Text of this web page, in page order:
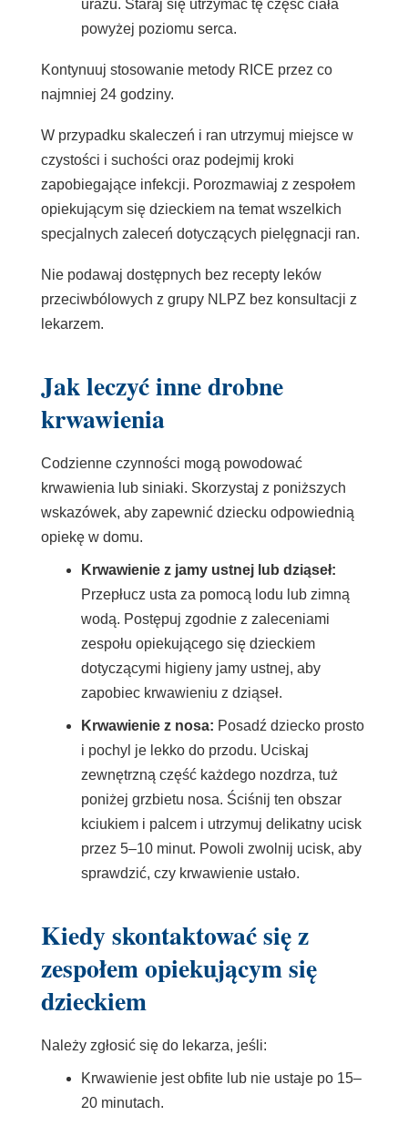
urazu. Staraj się utrzymać tę część ciała
powyżej poziomu serca.
Kontynuuj stosowanie metody RICE przez co
najmniej 24 godziny.
W przypadku skaleczeń i ran utrzymuj miejsce w
czystości i suchości oraz podejmij kroki
zapobiegające infekcji. Porozmawiaj z zespołem
opiekującym się dzieckiem na temat wszelkich
specjalnych zaleceń dotyczących pielęgnacji ran.
Nie podawaj dostępnych bez recepty leków
przeciwbólowych z grupy NLPZ bez konsultacji z
lekarzem.
Jak leczyć inne drobne
krwawienia
Codzienne czynności mogą powodować
krwawienia lub siniaki. Skorzystaj z poniższych
wskazówek, aby zapewnić dziecku odpowiednią
opiekę w domu.
Krwawienie z jamy ustnej lub dziąseł:
Przepłucz usta za pomocą lodu lub zimną
wodą. Postępuj zgodnie z zaleceniami
zespołu opiekującego się dzieckiem
dotyczącymi higieny jamy ustnej, aby
zapobiec krwawieniu z dziąseł.
Krwawienie z nosa: Posadź dziecko prosto
i pochyl je lekko do przodu. Uciskaj
zewnętrzną część każdego nozdrza, tuż
poniżej grzbietu nosa. Ściśnij ten obszar
kciukiem i palcem i utrzymuj delikatny ucisk
przez 5–10 minut. Powoli zwolnij ucisk, aby
sprawdzić, czy krwawienie ustało.
Kiedy skontaktować się z
zespołem opiekującym się
dzieckiem
Należy zgłosić się do lekarza, jeśli:
Krwawienie jest obfite lub nie ustaje po 15–
20 minutach.